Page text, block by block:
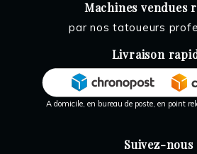
Machines vendues
par nos tatoueurs
Livraison
A domicile, en bureau de poste, en point
Suivez-nous